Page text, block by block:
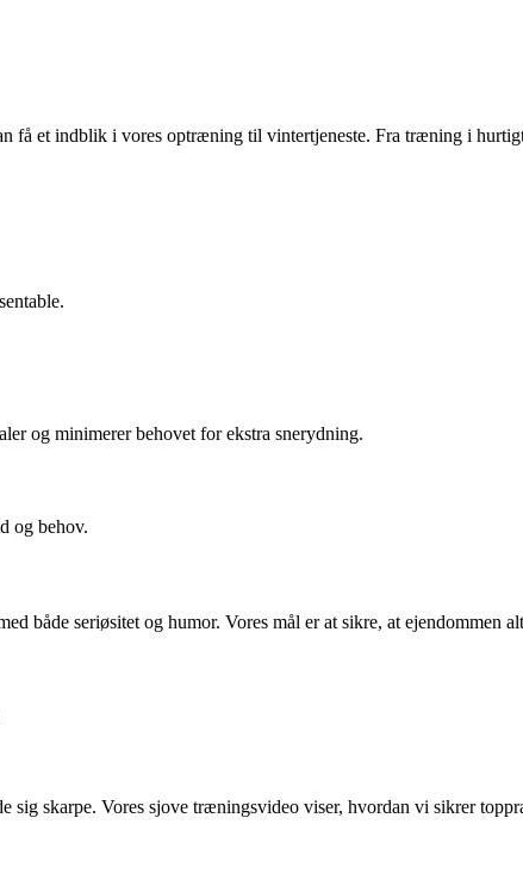
få et indblik i vores optræning til vintertjeneste. Fra træning i
og minimerer behovet for ekstra snerydning.
og behov.
både seriøsitet og humor. Vores mål er at sikre, at ejendommen
sig skarpe. Vores sjove træningsvideo viser, hvordan vi sikrer